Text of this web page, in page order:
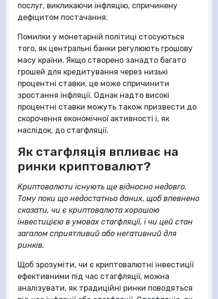
послуг, викликаючи інфляцію, спричинену
дефіцитом постачання.
Помилки у монетарній політиці стосуються
того, як центральні банки регулюють грошову
масу країни. Якщо створено занадто багато
грошей для кредитування через низькі
процентні ставки, це може спричинити
зростання інфляції. Однак надто високі
процентні ставки можуть також призвести до
скорочення економічної активності і, як
наслідок, до стагфляції.
Як стагфляція впливає на
ринки криптовалют?
Криптовалюти існують ще відносно недовго.
Тому поки що недостатньо даних, щоб впевнено
сказати, чи є криптовалюта хорошою
інвестицією в умовах стагфляції, і чи цей стан
загалом сприятливий або негативний для
ринків.
Щоб зрозуміти, чи є криптовалютні інвестиції
ефективними під час стагфляції, можна
аналізувати, як традиційні ринки поводяться